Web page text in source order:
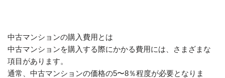
中古マンションの購入費用とは
中古マンションを購入する際にかかる費用には、さまざまな
項目があります。
通常、中古マンションの価格の5〜8％程度が必要となりま